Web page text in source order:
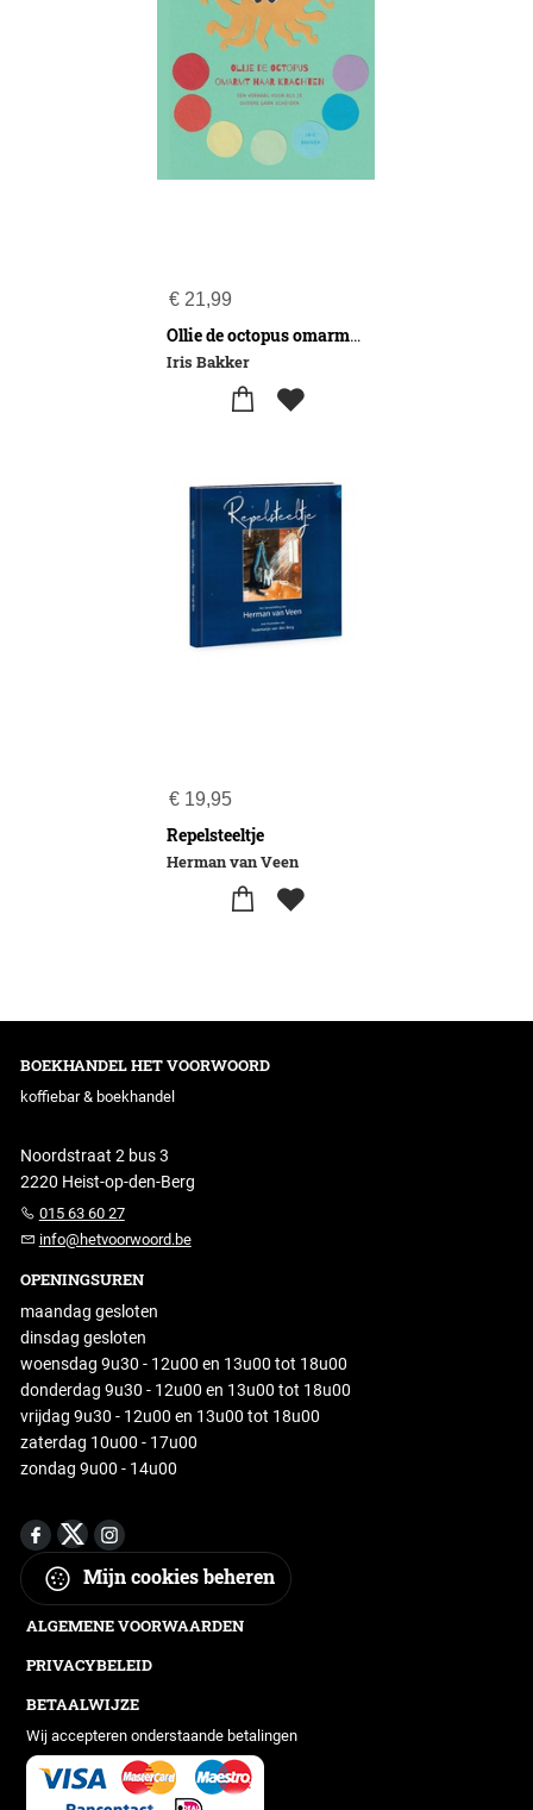
€ 21,99
Ollie de octopus omarmt haar krachten
Iris Bakker
€ 19,95
Repelsteeltje
Herman van Veen
BOEKHANDEL HET VOORWOORD
koffiebar & boekhandel
Noordstraat 2 bus 3
2220 Heist-op-den-Berg
015 63 60 27
info@hetvoorwoord.be
OPENINGSUREN
maandag gesloten
dinsdag gesloten
woensdag 9u30 - 12u00 en 13u00 tot 18u00
donderdag 9u30 - 12u00 en 13u00 tot 18u00
vrijdag 9u30 - 12u00 en 13u00 tot 18u00
zaterdag 10u00 - 17u00
zondag 9u00 - 14u00
Mijn cookies beheren
ALGEMENE VOORWAARDEN
PRIVACYBELEID
BETAALWIJZE
Wij accepteren onderstaande betalingen